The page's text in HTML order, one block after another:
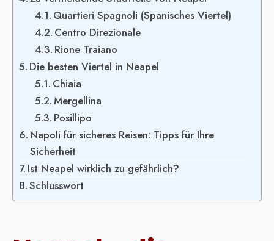
Quartieri Spagnoli (Spanisches Viertel)
Centro Direzionale
Rione Traiano
Die besten Viertel in Neapel
Chiaia
Mergellina
Posillipo
Napoli für sicheres Reisen: Tipps für Ihre
Sicherheit
Ist Neapel wirklich zu gefährlich?
Schlusswort